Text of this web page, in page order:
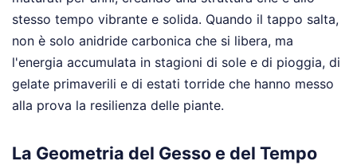
stesso tempo vibrante e solida. Quando il tappo salta,
non è solo anidride carbonica che si libera, ma
l'energia accumulata in stagioni di sole e di pioggia, di
gelate primaverili e di estati torride che hanno messo
alla prova la resilienza delle piante.
La Geometria del Gesso e del Tempo